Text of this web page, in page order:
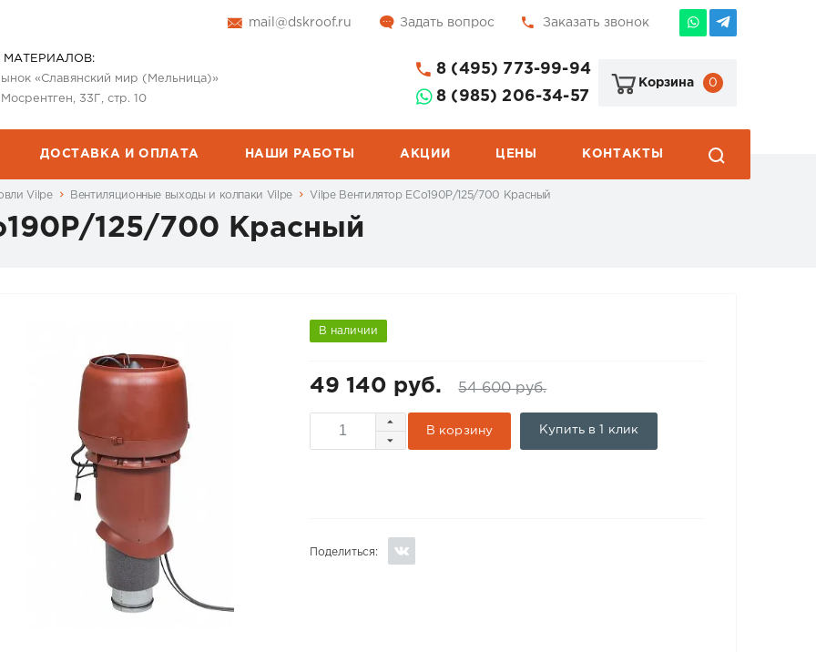
mail@dskroof.ru Задать вопрос Заказать звонок
«Славянский мир (Мельница)»
33Г, стр. 10
8 (495) 773-99-94
8 (985) 206-34-57
Корзина 0
ДОСТАВКА И ОПЛАТА НАШИ РАБОТЫ АКЦИИ ЦЕНЫ КОНТАКТЫ
Vilpe Вентиляционные выходы и колпаки Vilpe Vilpe Вентилятор ECo190Р/125/700 Красный
125/700 Красный
В наличии
49 140 руб. 54 600 руб.
В корзину Купить в 1 клик
Поделиться: